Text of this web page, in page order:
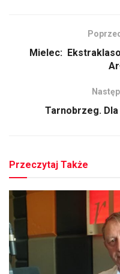
Mielec:
Tarnobrzeg.
Przeczytaj Także